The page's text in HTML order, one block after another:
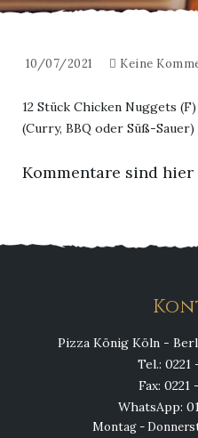
10/07/2021 Keine
12 Stück Chicken Nuggets
(Curry, BBQ oder Süß-Sauer)
Kommentare sind
Pizza König Köln -
Tel.: 0221
Fax: 0221
WhatsApp:
Montag -